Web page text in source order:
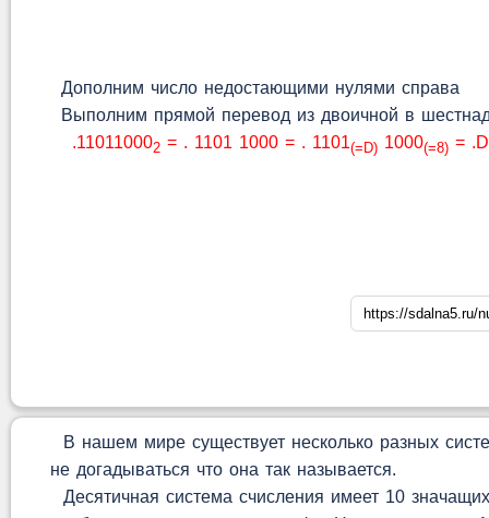
Дополним число недостающими нулями справа
Выполним прямой перевод из двоичной в
.110110002 = . 1101 1000 = . 1101(=D) 1000(=8) =
В нашем мире существует несколько разных
не догадываться что она так называется.
Десятичная система счисления имеет 10